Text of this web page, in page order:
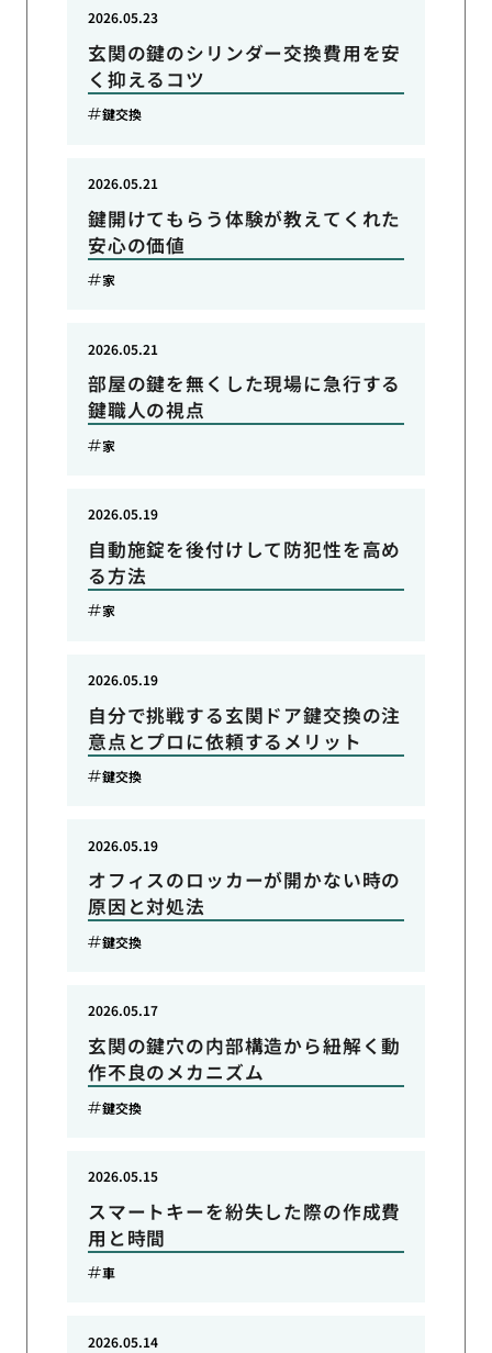
玄関の鍵のシリンダー交換費用を安
く抑えるコツ
2026.05.23
鍵交換
鍵開けてもらう体験が教えてくれた
安心の価値
2026.05.21
家
部屋の鍵を無くした現場に急行する
鍵職人の視点
2026.05.21
家
自動施錠を後付けして防犯性を高め
る方法
2026.05.19
家
自分で挑戦する玄関ドア鍵交換の注
意点とプロに依頼するメリット
2026.05.19
鍵交換
オフィスのロッカーが開かない時の
原因と対処法
2026.05.19
鍵交換
玄関の鍵穴の内部構造から紐解く動
作不良のメカニズム
2026.05.17
鍵交換
スマートキーを紛失した際の作成費
用と時間
2026.05.15
車
2026.05.14